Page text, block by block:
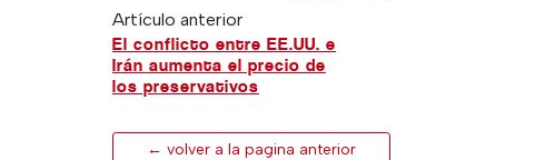
Artículo anterior
El conflicto entre EE.UU. e
Irán aumenta el precio de
los preservativos
← volver a la pagina anterior